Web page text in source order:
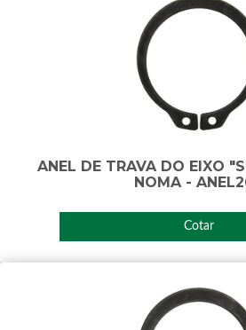
ANEL DE TRAVA DO EIXO
NOMA -
Cotar